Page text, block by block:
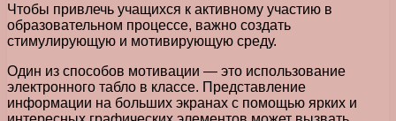
Чтобы привлечь учащихся к активному участию в
образовательном процессе, важно создать
стимулирующую и мотивирующую среду.
Один из способов мотивации — это использование
электронного табло в классе. Представление
информации на больших экранах с помощью ярких и